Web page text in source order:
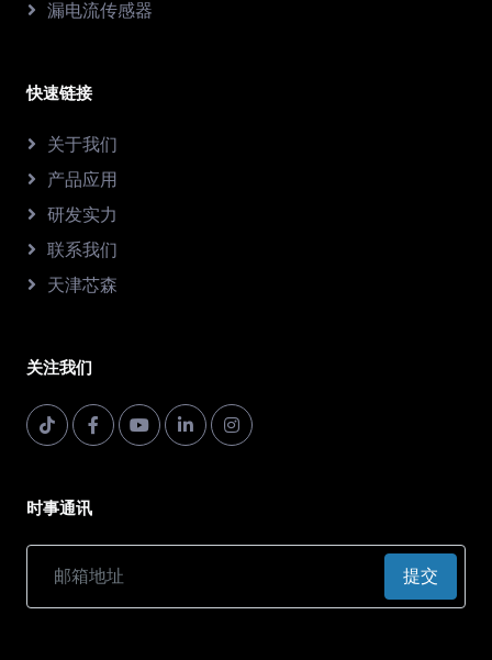
漏电流传感器
快速链接
关于我们
产品应用
研发实力
联系我们
天津芯森
关注我们
时事通讯
提交